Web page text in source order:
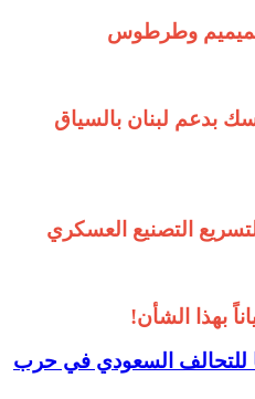
وطرطوس
بدعم لبنان بالسياق
التصنيع العسكري
بهذا الشأن!
السعودي في حرب